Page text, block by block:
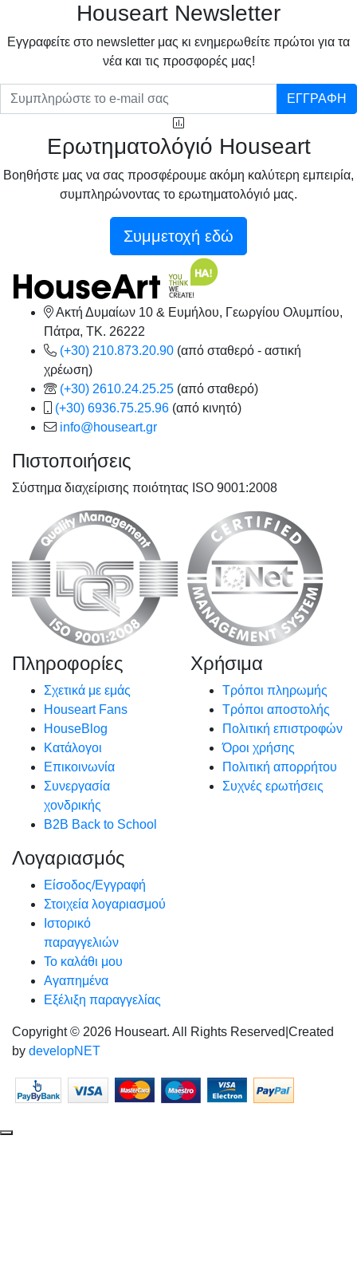
Houseart Newsletter
Eγγραφείτε στο newsletter μας κι ενημερωθείτε πρώτοι για τα
νέα και τις προσφορές μας!
ΕΓΓΡΑΦΗ
Ερωτηματολόγιό Houseart
Βοηθήστε μας να σας προσφέρουμε ακόμη καλύτερη εμπειρία,
συμπληρώνοντας το ερωτηματολόγιό μας.
Συμμετοχή εδώ
Ακτή Δυμαίων 10 & Ευμήλου, Γεωργίου Ολυμπίου,
Πάτρα, TK. 26222
(+30) 210.873.20.90 (από σταθερό - αστική
χρέωση)
(+30) 2610.24.25.25 (από σταθερό)
(+30) 6936.75.25.96 (από κινητό)
info@houseart.gr
Πιστοποιήσεις
Σύστημα διαχείρισης ποιότητας ISO 9001:2008
Πληροφορίες
Σχετικά με εμάς
Houseart Fans
HouseBlog
Κατάλογοι
Επικοινωνία
Συνεργασία
χονδρικής
B2B Back to School
Χρήσιμα
Τρόποι πληρωμής
Τρόποι αποστολής
Πολιτική επιστροφών
Όροι χρήσης
Πολιτική απορρήτου
Συχνές ερωτήσεις
Λογαριασμός
Είσοδος/Εγγραφή
Στοιχεία λογαριασμού
Ιστορικό
παραγγελιών
Το καλάθι μου
Αγαπημένα
Εξέλιξη παραγγελίας
Copyright © 2026 Houseart. All Rights Reserved Created
by developNET